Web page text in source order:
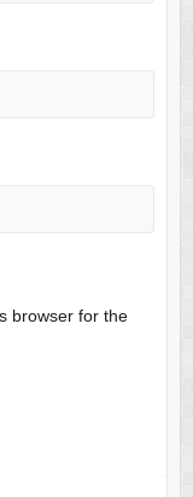
browser for the